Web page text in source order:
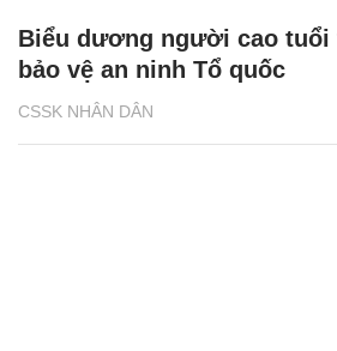
CSSK NHÂN DÂN
Biểu dương người cao tuổi
bảo vệ an ninh Tổ quốc